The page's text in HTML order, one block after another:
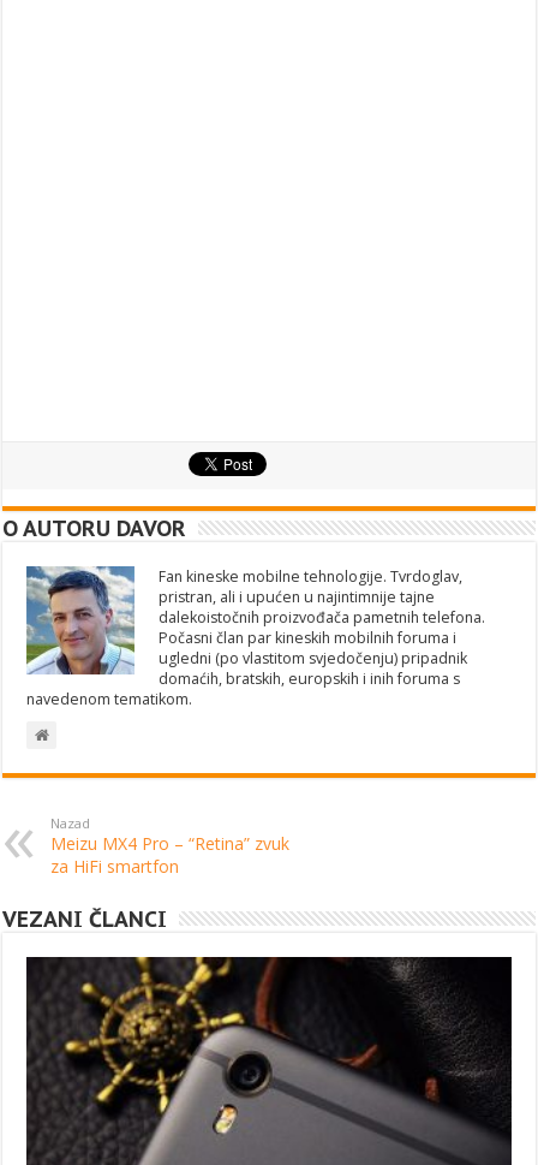
O AUTORU DAVOR
Fan kineske mobilne tehnologije. Tvrdoglav,
pristran, ali i upućen u najintimnije tajne
dalekoistočnih proizvođača pametnih telefona.
Počasni član par kineskih mobilnih foruma i
ugledni (po vlastitom svjedočenju) pripadnik
domaćih, bratskih, europskih i inih foruma s
navedenom tematikom.
Nazad
Meizu MX4 Pro – “Retina” zvuk
za HiFi smartfon
VEZANI ČLANCI